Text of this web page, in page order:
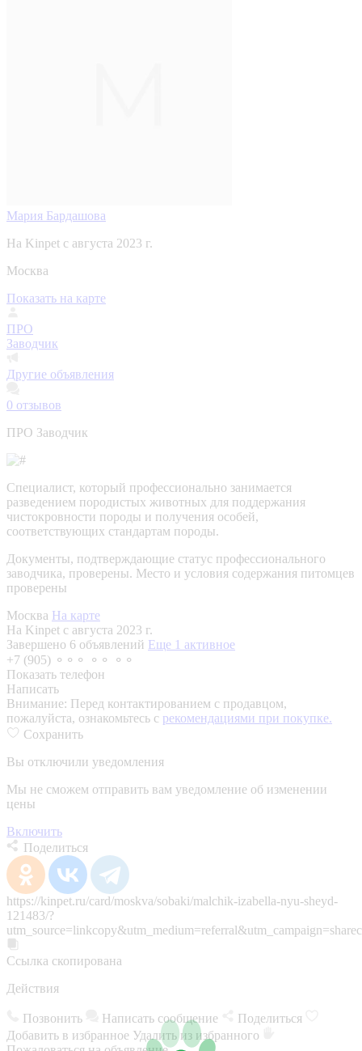
Мария Бардашова
На Kinpet c августа 2023 г.
Москва
Показать на карте
ПРО
Заводчик
Другие объявления
0 отзывов
ПРО Заводчик
Специалист, который профессионально занимается
разведением породистых животных для поддержания
чистокровности породы и получения особей,
соответствующих стандартам породы.
Документы, подтверждающие статус профессионального
заводчика, проверены. Место и условия содержания питомцев
проверены
Москва На карте
На Kinpet c августа 2023 г.
Завершено 6 объявлений Еще 1 активное
+7 (905) ⚬⚬⚬ ⚬⚬ ⚬⚬
Показать телефон
Написать
Внимание: Перед контактированием с продавцом,
пожалуйста, ознакомьтесь с рекомендациями при покупке.
Сохранить
Вы отключили уведомления
Мы не сможем отправить вам уведомление об изменении
цены
Включить
Поделиться
https://kinpet.ru/card/moskva/sobaki/malchik-izabella-nyu-sheyd-
121483/?
Ссылка скопирована
Действия
Позвонить Написать сообщение
Поделиться
Добавить в избранное Удалить из избранного